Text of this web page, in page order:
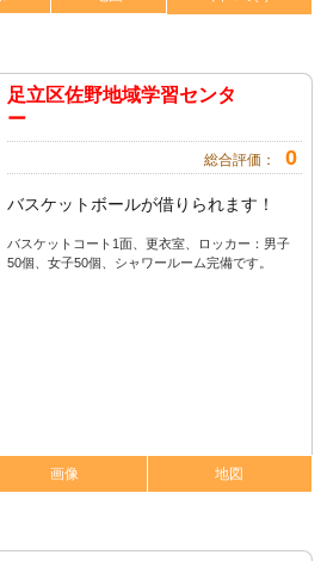
足立区佐野地域学習センタ
ー
総合評価： 0
バスケットボールが借りられます！
バスケットコート1面、更衣室、ロッカー：男子
50個、女子50個、シャワールーム完備です。
画像 地図